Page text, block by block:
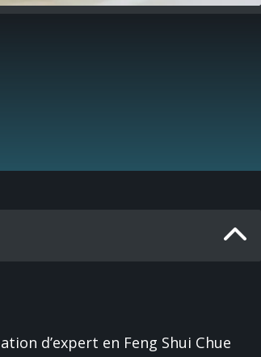
d’expert en Feng Shui Chue